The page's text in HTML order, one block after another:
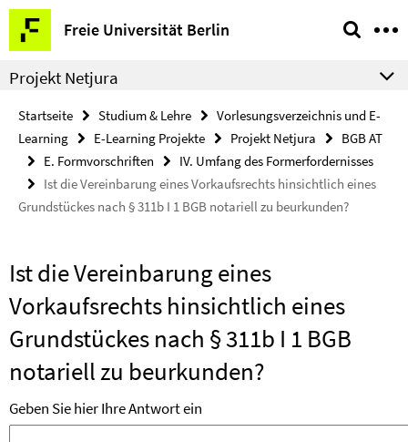
Springe
direkt
zu
Inhalt
Freie Universität Berlin
Service-
Navigation
Projekt Netjura
Startseite Studium & Lehre
Vorlesungsverzeichnis und E-
Learning
E-Learning Projekte Projekt Netjura
BGB AT
E. Formvorschriften
IV. Umfang des Formerfordernisses
Ist die Vereinbarung eines Vorkaufsrechts hinsichtlich eines
Grundstückes nach § 311b I 1 BGB notariell zu beurkunden?
Ist die Vereinbarung eines
Vorkaufsrechts hinsichtlich eines
Grundstückes nach § 311b I 1 BGB
notariell zu beurkunden?
Geben Sie hier Ihre Antwort ein